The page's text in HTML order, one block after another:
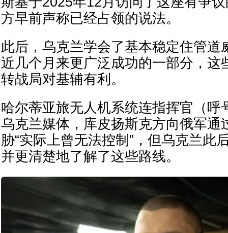
方早前声称已经占领的说法。
此后，乌克兰学会了基本稳定住管道
近几个月来更广泛成功的一部分，这
转战局对基辅有利。
哈尔蒂亚旅无人机系统连指挥官（呼
乌克兰媒体，库皮扬斯克方向俄军通
胁“实际上曾无法控制”，但乌克兰此
并更清楚地了解了这些路线。